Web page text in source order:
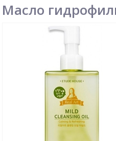
Масло